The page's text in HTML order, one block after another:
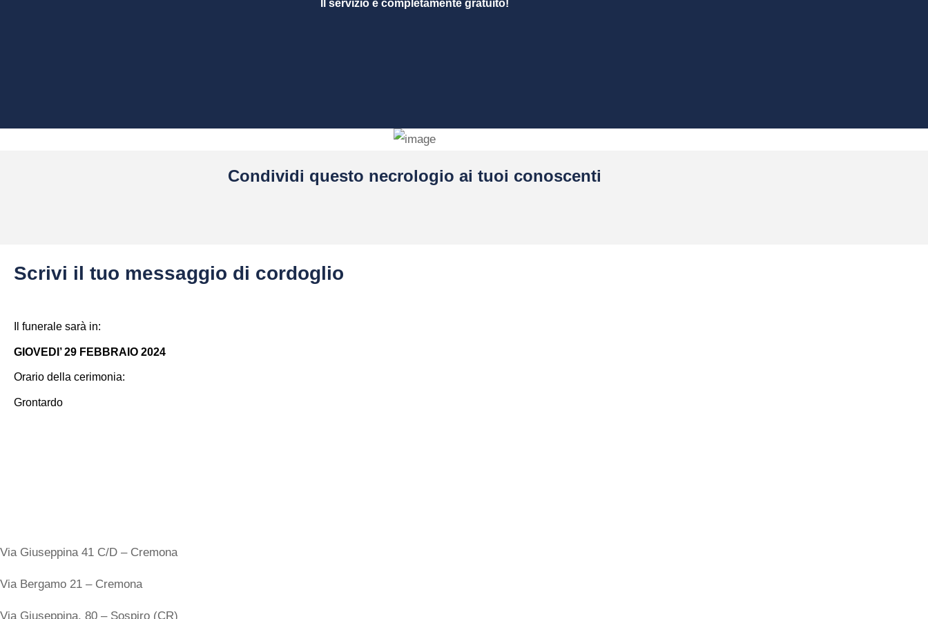
Il servizio è completamente gratuito!
Condividi questo necrologio ai tuoi conoscenti
Scrivi il tuo messaggio di cordoglio
Il funerale sarà in:
GIOVEDI’ 29 FEBBRAIO 2024
Orario della cerimonia:
Grontardo
Via Giuseppina 41 C/D – Cremona
Via Bergamo 21 – Cremona
Via Giuseppina, 80 – Sospiro (CR)